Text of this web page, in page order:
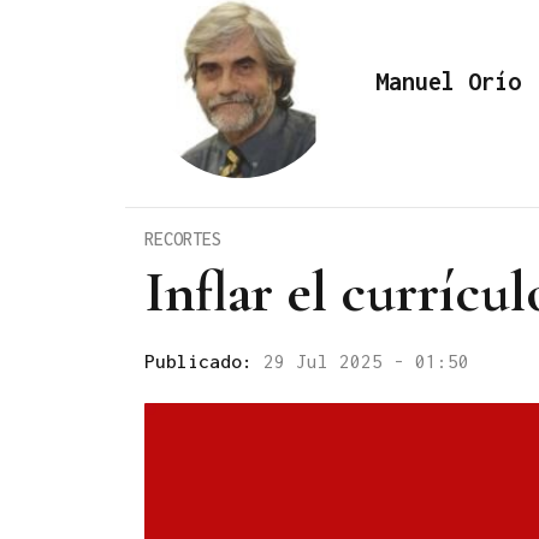
Manuel Orío
Inflar el
RECORTES
Publicado: 29 Jul 2025 - 01:50